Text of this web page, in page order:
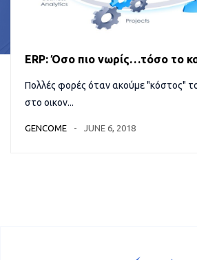
ERP: Όσο πιο νωρίς…τόσο το
Πολλές φορές όταν ακούμε "κόστος"
στο οικον...
GENCOME JUNE 6, 2018